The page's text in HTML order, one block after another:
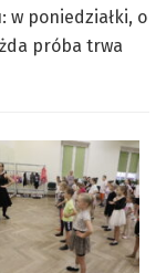
w poniedziałki, o
próba trwa